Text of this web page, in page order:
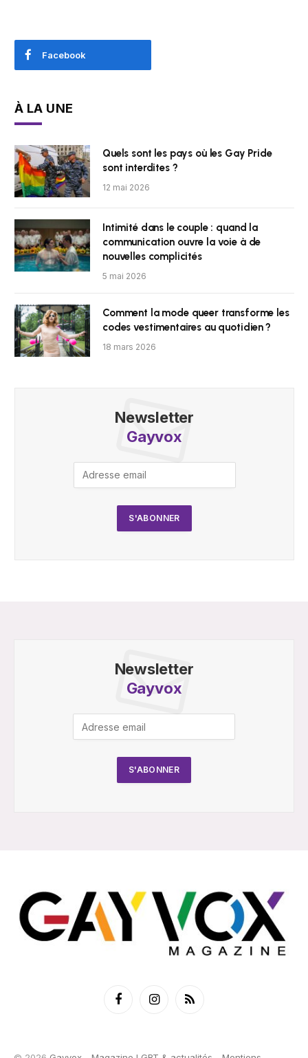
Facebook
À LA UNE
Quels sont les pays où les Gay Pride
sont interdites ?
12 mai 2026
Intimité dans le couple : quand la
communication ouvre la voie à de
nouvelles complicités
5 mai 2026
Comment la mode queer transforme les
codes vestimentaires au quotidien ?
18 mars 2026
Newsletter
Gayvox
Newsletter
Gayvox
FacebookInstagramRSS